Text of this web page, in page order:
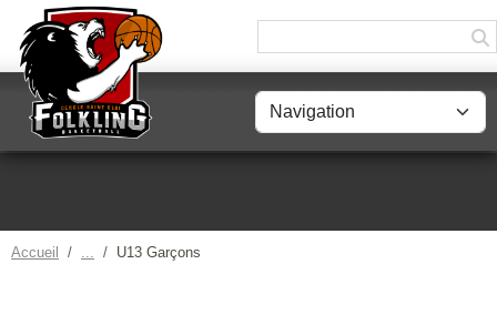
Accueil U13 Garçons
Panneau de gestion des cookies